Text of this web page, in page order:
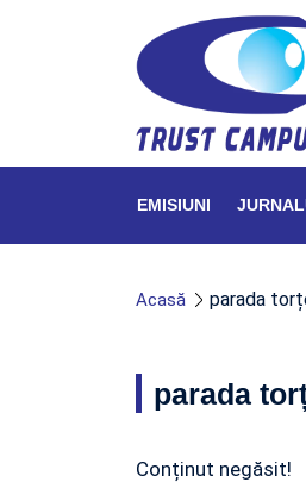
EMISIUNI
Acasă parada
parada
Conținut negăsit!